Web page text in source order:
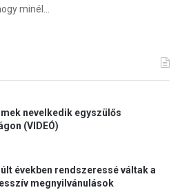
minél…
nevelkedik egyszülős
(VIDEÓ)
években rendszeressé váltak a
megnyilvánulások